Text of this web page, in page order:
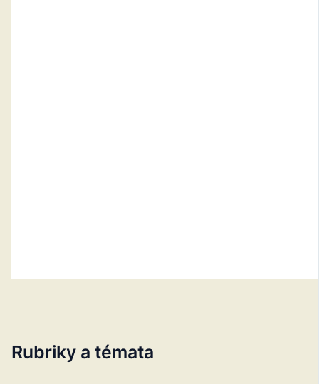
Rubriky a témata